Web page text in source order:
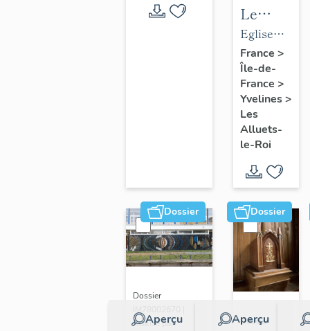
Le
mobilier
de
l'église
Saint-
Nicolas
Eglise
paroissiale
Saint-
Nicolas
France >
Île-de-
France >
Yvelines>
Les
Alluets-
le-Roi
Dossier
Aperçu
Dossier
IM78002670 |
Réalisé par
Dossier
Aperçu
Dossier